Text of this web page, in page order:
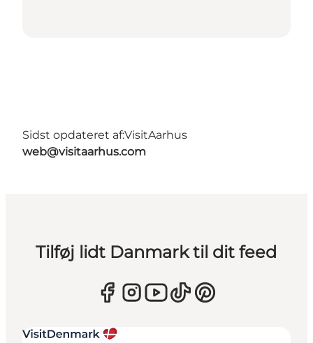
Sidst opdateret af:VisitAarhus
web@visitaarhus.com
Tilføj lidt Danmark til dit feed